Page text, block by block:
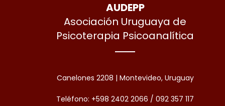
AUDEPP
Asociación Uruguaya de
Psicoterapia Psicoanalítica
Canelones 2208 | Montevideo, Uruguay
Teléfono: +598 2402 2066 / 092 357 117